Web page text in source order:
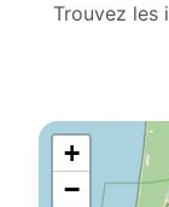
Trouvez les
+
−